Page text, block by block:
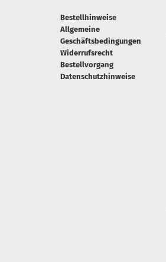
Bestellhinweise
Allgemeine
Geschäftsbedingungen
Widerrufsrecht
Bestellvorgang
Datenschutzhinweise